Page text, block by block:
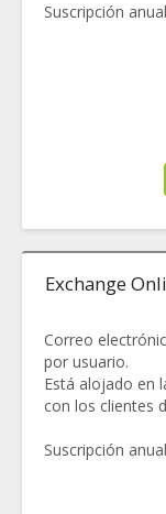
Suscripción
Exchange
Correo
por usuario.
Está alojado en
con los clientes
Suscripción